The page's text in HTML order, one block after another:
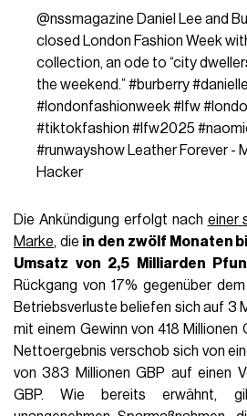
@nssmagazine Daniel Lee and
closed London Fashion Week
collection, an ode to “city
the weekend.” #burberry
#londonfashionweek #lfw
#tiktokfashion #lfw2025
#runwayshow Leather Forever -
Hacker
Die Ankündigung erfolgt nach einer
Marke, die in den zwölf Monaten
Umsatz von 2,5 Milliarden
Rückgang von 17% gegenüber
Betriebsverluste beliefen sich auf 3
mit einem Gewinn von 418 Millionen
Nettoergebnis verschob sich von
von 383 Millionen GBP auf einen
GBP. Wie bereits erwähnt,